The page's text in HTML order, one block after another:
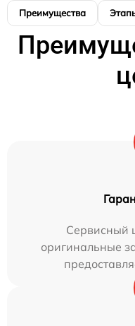
Преимущества
Сервисный
оригинальные